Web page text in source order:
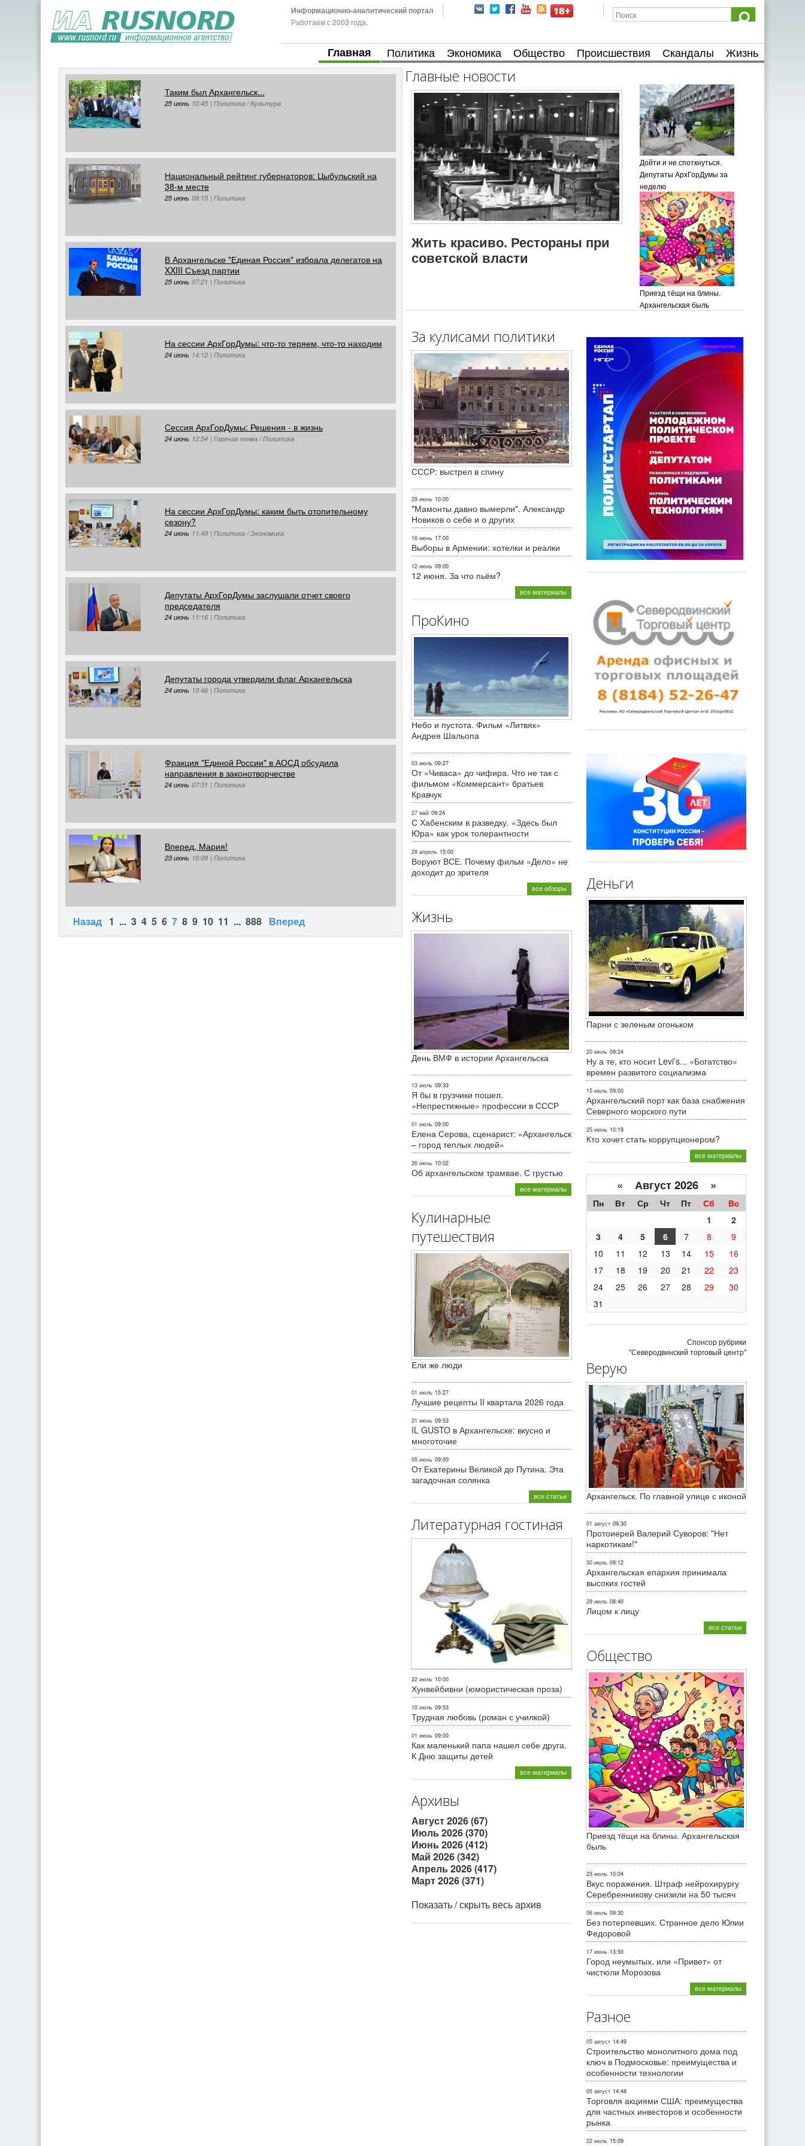
Информационно-аналитический портал
Работаем с 2003 года.
Главная Политика Экономика Общество Происшествия Скандалы Жизнь
Таким был Архангельск...
25 июнь 10:45 | Политика / Культура
Национальный рейтинг губернаторов: Цыбульский на
38-м месте
25 июнь 09:15 | Политика
В Архангельске "Единая Россия" избрала делегатов на
XXIII Съезд партии
25 июнь 07:21 | Политика
На сессии АрхГорДумы: что-то теряем, что-то находим
24 июнь 14:12 | Политика
Сессия АрхГорДумы: Решения - в жизнь
24 июнь 12:54 | Горячая тема / Политика
На сессии АрхГорДумы: каким быть отопительному
сезону?
24 июнь 11:49 | Политика / Экономика
Депутаты АрхГорДумы заслушали отчет своего
председателя
24 июнь 11:16 | Политика
Депутаты города утвердили флаг Архангельска
24 июнь 10:46 | Политика
Фракция "Единой России" в АОСД обсудила
направления в законотворчестве
24 июнь 07:31 | Политика
Вперед, Мария!
23 июнь 16:09 | Политика
Назад 1 ... 3 4 5 6 7 8 9 10 11 ... 888 Вперед
Главные новости
Жить красиво. Рестораны при
советской власти
Дойти и не споткнуться.
Депутаты АрхГорДумы за
неделю
Приезд тёщи на блины.
Архангельская быль
За кулисами политики
СССР: выстрел в спину
29 июнь 10:00
"Мамонты давно вымерли". Александр
Новиков о себе и о других
16 июнь 17:00
Выборы в Армении: хотелки и реалки
12 июнь 09:00
12 июня. За что пьём?
все материалы
ПроКино
Небо и пустота. Фильм «Литвяк»
Андрея Шальопа
03 июль 09:27
От «Чиваса» до чифира. Что не так с
фильмом «Коммерсант» братьев
Кравчук
27 май 09:24
С Хабенским в разведку. «Здесь был
Юра» как урок толерантности
28 апрель 15:00
Воруют ВСЕ. Почему фильм «Дело» не
доходит до зрителя
все обзоры
Жизнь
День ВМФ в истории Архангельска
13 июль 09:33
Я бы в грузчики пошел.
«Непрестижные» профессии в СССР
01 июль 09:00
Елена Серова, сценарист: «Архангельск
– город теплых людей»
26 июнь 10:02
Об архангельском трамвае. С грустью
все материалы
Кулинарные
путешествия
Ели же люди
01 июль 15:27
Лучшие рецепты II квартала 2026 года
21 июнь 09:53
IL GUSTO в Архангельске: вкусно и
многоточие
05 июнь 09:00
От Екатерины Великой до Путина. Эта
загадочная солянка
все статьи
Литературная гостиная
22 июль 10:00
Хунвейбивни (юмористическая проза)
10 июль 09:53
Трудная любовь (роман с училкой)
01 июнь 09:00
Как маленький папа нашел себе друга.
К Дню защиты детей
все материалы
Архивы
Август 2026 (67)
Июль 2026 (370)
Июнь 2026 (412)
Май 2026 (342)
Апрель 2026 (417)
Март 2026 (371)
Показать / скрыть весь архив
Деньги
Парни с зеленым огоньком
20 июль 09:24
Ну а те, кто носит Levi’s... «Богатство»
времен развитого социализма
15 июль 09:00
Архангельский порт как база снабжения
Северного морского пути
25 июнь 10:19
Кто хочет стать коррупционером?
все материалы
« Август 2026 »
Пн Вт Ср Чт Пт Сб
Вс
1
2
3
4 5 6 7 8
9
10
11 12 13 14 15
16
17
18 19 20 21 22
23
24
25 26 27 28 29
30
31
Спонсор рубрики
"Северодвинский торговый центр"
Верую
Архангельск. По главной улице с иконой
01 август 09:30
Протоиерей Валерий Суворов: "Нет
наркотикам!"
30 июль 09:12
Архангельская епархия принимала
высоких гостей
29 июль 08:40
Лицом к лицу
все статьи
Общество
Приезд тёщи на блины. Архангельская
быль
23 июль 10:04
Вкус поражения. Штраф нейрохирургу
Серебренникову снизили на 50 тысяч
06 июль 09:30
Без потерпевших. Странное дело Юлии
Федоровой
17 июнь 13:50
Город неумытых, или «Привет» от
чистюли Морозова
все материалы
Разное
05 август 14:49
Строительство монолитного дома под
ключ в Подмосковье: преимущества и
особенности технологии
05 август 14:48
Торговля акциями США: преимущества
для частных инвесторов и особенности
рынка
22 июль 15:09